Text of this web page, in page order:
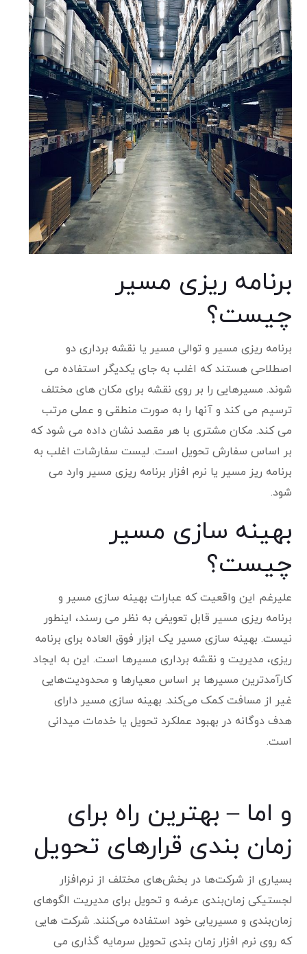
برنامه ریزی مسیر
چیست؟
برنامه ریزی مسیر و توالی مسیر یا نقشه برداری دو
اصطلاحی هستند که اغلب به جای یکدیگر استفاده می
شوند. مسیرهایی را بر روی نقشه برای مکان های مختلف
ترسیم می کند و آنها را به صورت منطقی و عملی مرتب
می کند. مکان مشتری با هر مقصد نشان داده می شود که
بر اساس سفارش تحویل است. لیست سفارشات اغلب به
برنامه ریز مسیر یا نرم افزار برنامه ریزی مسیر وارد می
شود.
بهینه سازی مسیر
چیست؟
علیرغم این واقعیت که عبارات بهینه سازی مسیر و
برنامه ریزی مسیر قابل تعویض به نظر می رسند، اینطور
نیست. بهینه سازی مسیر یک ابزار فوق العاده برای برنامه
ریزی، مدیریت و نقشه برداری مسیرها است. این به ایجاد
کارآمدترین مسیرها بر اساس معیارها و محدودیت‌هایی
غیر از مسافت کمک می‌کند. بهینه سازی مسیر دارای
هدف دوگانه در بهبود عملکرد تحویل یا خدمات میدانی
است.
و اما – بهترین راه برای
زمان بندی قرارهای تحویل
بسیاری از شرکت‌ها در بخش‌های مختلف از نرم‌افزار
لجستیکی زمان‌بندی عرضه و تحویل برای مدیریت الگوهای
زمان‌بندی و مسیریابی خود استفاده می‌کنند. شرکت هایی
که روی نرم افزار زمان بندی تحویل سرمایه گذاری می